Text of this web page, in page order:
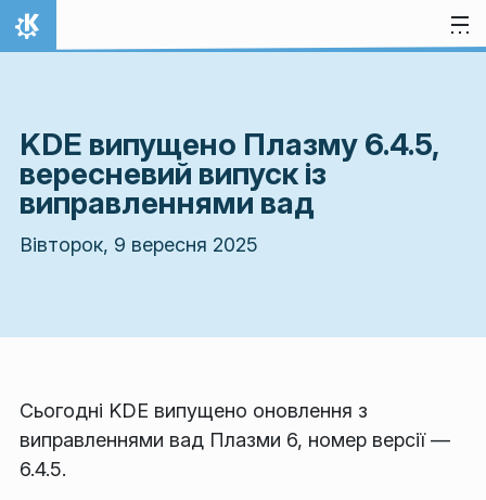
Перейти до вмісту
Домівка
KDE випущено Плазму 6.4.5,
вересневий випуск із
виправленнями вад
Вівторок, 9 вересня 2025
Сьогодні KDE випущено оновлення з
виправленнями вад Плазми 6, номер версії —
6.4.5.